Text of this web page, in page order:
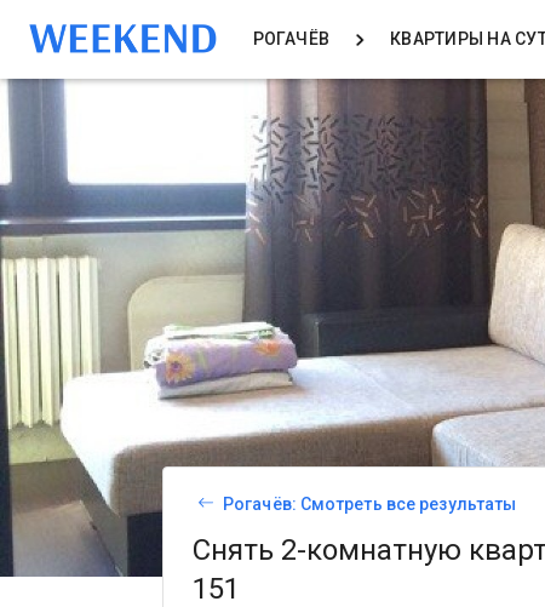
РОГАЧЁВ КВАРТИРЫ НА
Рогачёв: Смотреть все результаты
Снять 2-комнатную
151